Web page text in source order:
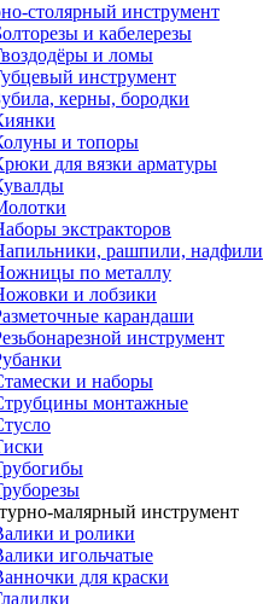
столярный инструмент
и кабелерезы
и ломы
инструмент
керны, бородки
и топоры
для вязки арматуры
экстракторов
рашпили, надфили
по металлу
и лобзики
карандаши
инструмент
и наборы
монтажные
малярный инструмент
и ролики
игольчатые
для краски